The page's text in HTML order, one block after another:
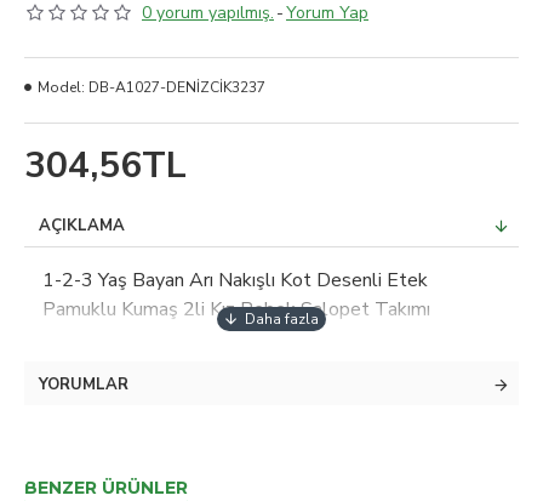
0 yorum yapılmış. -Yorum Yap
304,56TL
Model: DB-A1027-DENİZCİK3237
AÇIKLAMA
1-2-3 Yaş Bayan Arı Nakışlı Kot Desenli Etek
Pamuklu Kumaş 2li Kız Bebek Salopet Takımı
YORUMLAR
BENZER ÜRÜNLER